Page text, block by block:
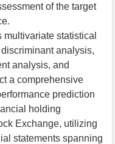
of the target
statistical
analysis,
analysis, and
a comprehensive
prediction
holding
Exchange, utilizing
statements spanning